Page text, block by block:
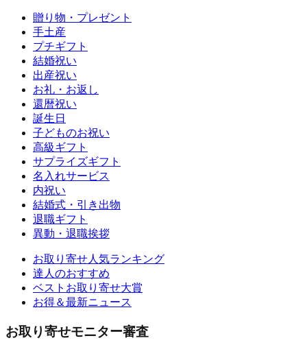
贈り物・プレゼント
手土産
プチギフト
結婚祝い
出産祝い
お礼・お返し
還暦祝い
誕生日
子どものお祝い
高級ギフト
サプライズギフト
名入れサービス
内祝い
結婚式・引き出物
退職ギフト
異動・退職挨拶
お取り寄せ人気ランキング
達人のおすすめ
ベストお取り寄せ大賞
お得＆最新ニュース
お取り寄せモニター審査